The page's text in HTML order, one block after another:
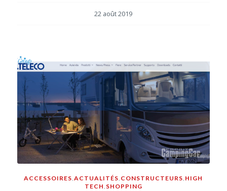
22 août 2019
ACCESSOIRES,ACTUALITÉS, CONSTRUCTEURS, HIGH
TECH, SHOPPING